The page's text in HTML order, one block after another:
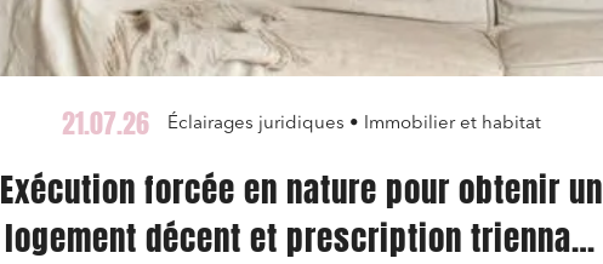
21.07.26 Éclairages juridiques • Immobilier et habitat
Exécution forcée en nature pour obtenir un
logement décent et prescription triennale